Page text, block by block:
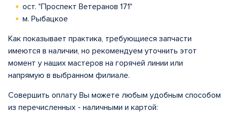
ост. "Проспект Ветеранов 171"
м. Рыбацкое
Как показывает практика, требующиеся запчасти
имеются в наличии, но рекомендуем уточнить этот
момент у наших мастеров на горячей линии или
напрямую в выбранном филиале.
Совершить оплату Вы можете любым удобным способом
из перечисленных - наличными и картой: